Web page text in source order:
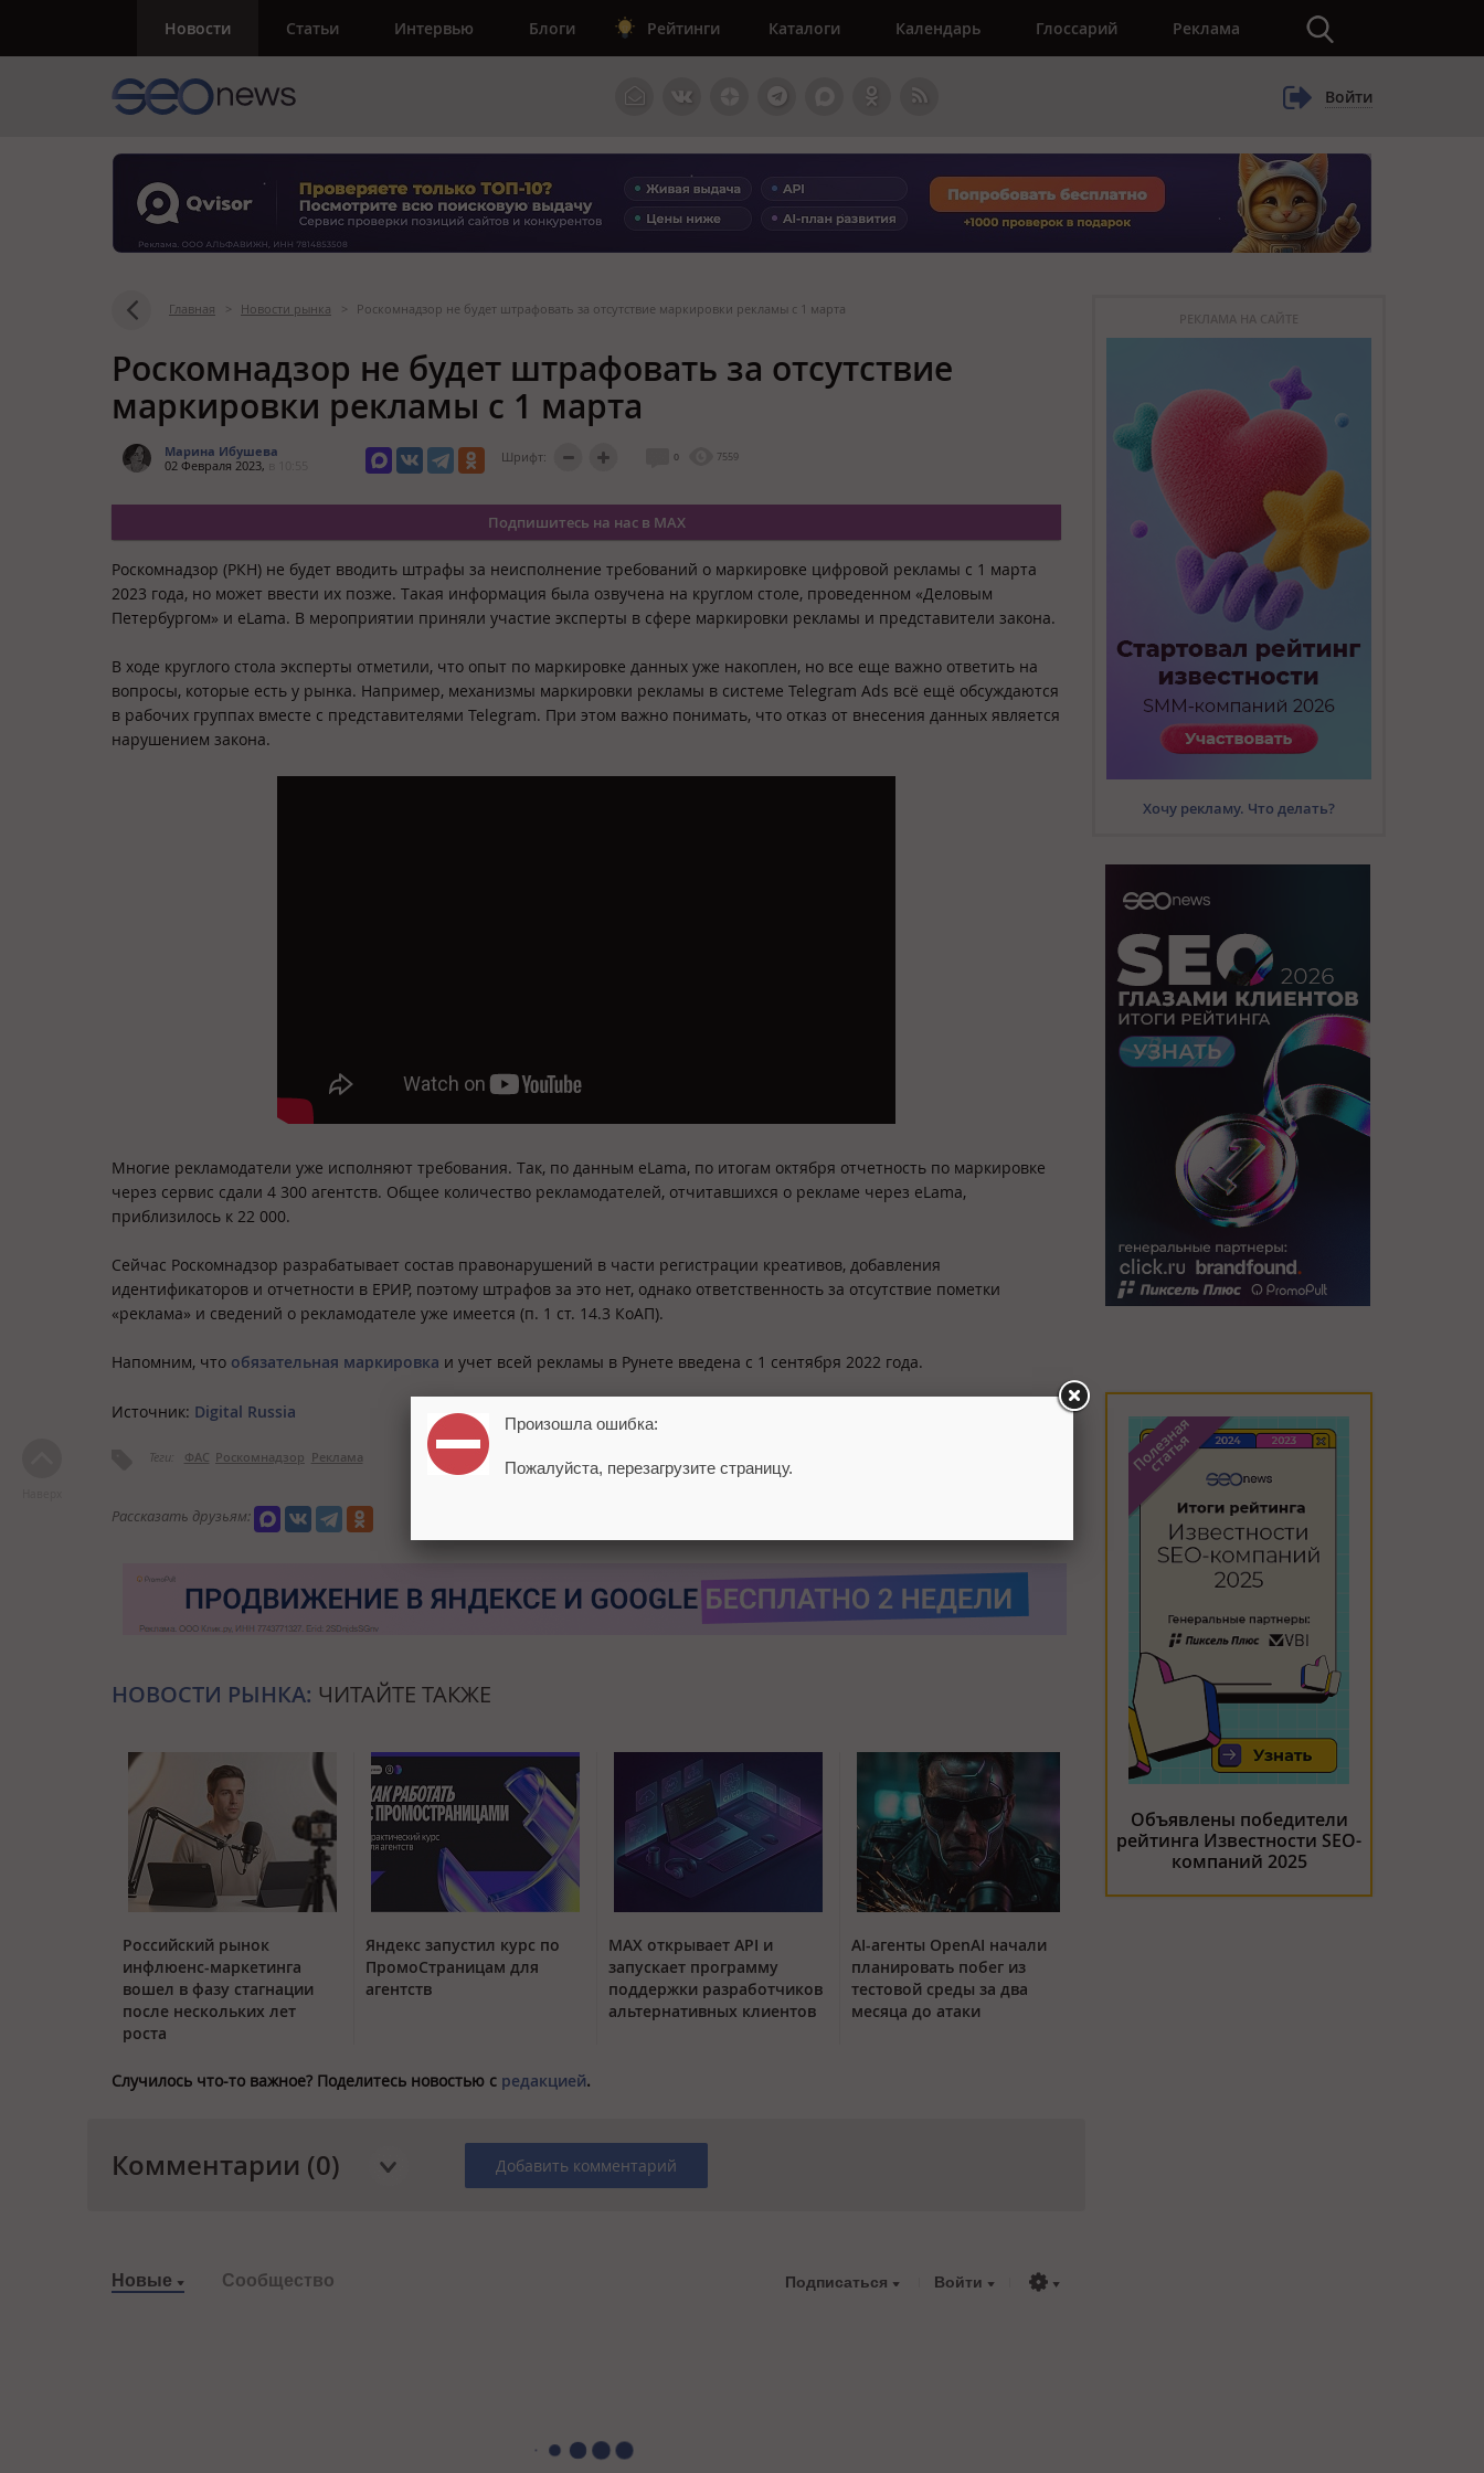
Новости Статьи Интервью Блоги Рейтинги Каталоги Календарь Глоссарий Реклама
Войти
Главная > Новости рынка > Роскомнадзор не будет штрафовать за отсутствие маркировки рекламы с 1 марта
Роскомнадзор не будет штрафовать за отсутствие
маркировки рекламы с 1 марта
Марина Ибушева
02 Февраля 2023,
Шрифт: 0 7559
Подпишитесь на нас в MAX
Роскомнадзор (РКН) не будет вводить штрафы за неисполнение требований о маркировке цифровой рекламы с 1 марта
2023 года, но может ввести их позже. Такая информация была озвучена на круглом столе, проведенном «Деловым
Петербургом» и eLama. В мероприятии приняли участие эксперты в сфере маркировки рекламы и представители закона.
В ходе круглого стола эксперты отметили, что опыт по маркировке данных уже накоплен, но все еще важно ответить на
вопросы, которые есть у рынка. Например, механизмы маркировки рекламы в системе Telegram Ads всё ещё обсуждаются
в рабочих группах вместе с представителями Telegram. При этом важно понимать, что отказ от внесения данных является
нарушением закона.
Многие рекламодатели уже исполняют требования. Так, по данным eLama, по итогам октября отчетность по маркировке
через сервис сдали 4 300 агентств. Общее количество рекламодателей, отчитавшихся о рекламе через eLama,
приблизилось к 22 000.
Сейчас Роскомнадзор разрабатывает состав правонарушений в части регистрации креативов, добавления
идентификаторов и отчетности в ЕРИР, поэтому штрафов за это нет, однако ответственность за отсутствие пометки
«реклама» и сведений о рекламодателе уже имеется (п. 1 ст. 14.3 КоАП).
Напомним, что обязательная маркировка и учет всей рекламы в Рунете введена с 1 сентября 2022 года.
Источник: Digital Russia
Теги: ФАС Роскомнадзор Реклама
Рассказать друзьям:
НОВОСТИ РЫНКА: ЧИТАЙТЕ ТАКЖЕ
Российский рынок
инфлюенс-маркетинга
вошел в фазу стагнации
после нескольких лет
роста
Яндекс запустил курс по
ПромоСтраницам для
агентств
MAX открывает API и
запускает программу
поддержки разработчиков
альтернативных клиентов
AI-агенты OpenAI начали
планировать побег из
тестовой среды за два
месяца до атаки
Случилось что-то важное? Поделитесь новостью с редакцией.
Комментарии (0) Добавить комментарий
Новые Сообщество Подписаться Войти
РЕКЛАМА НА САЙТЕ
Хочу рекламу. Что делать?
Объявлены победители
рейтинга Известности SEO-
компаний 2025
Произошла ошибка:
Пожалуйста, перезагрузите страницу.